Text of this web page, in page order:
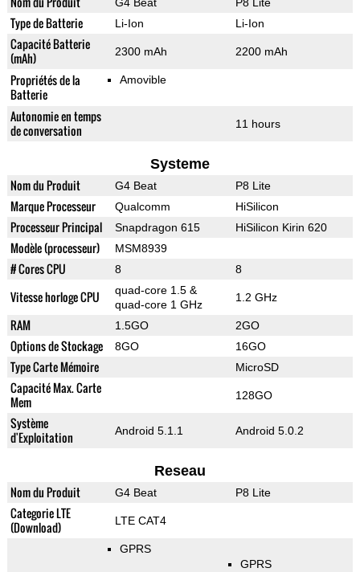
Type de Batterie Li-Ion Li-Ion
Capacité Batterie
(mAh)
2300 mAh 2200 mAh
Propriétés de la
Batterie
Amovible
Autonomie en temps
de conversation
11 hours
Systeme
Nom du Produit G4 Beat P8 Lite
Marque Processeur Qualcomm HiSilicon
Processeur Principal Snapdragon 615 HiSilicon Kirin 620
Modèle (processeur) MSM8939
# Cores CPU 8 8
Vitesse horloge CPU
quad-core 1.5 &
quad-core 1 GHz
1.2 GHz
RAM 1.5GO 2GO
Options de Stockage 8GO 16GO
Type Carte Mémoire MicroSD
Capacité Max. Carte
Mem
128GO
Système
d'Exploitation
Android 5.1.1 Android 5.0.2
Reseau
Nom du Produit G4 Beat P8 Lite
Categorie LTE
(Download)
LTE CAT4
GPRS
GPRS